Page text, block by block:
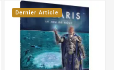
Dernier Article